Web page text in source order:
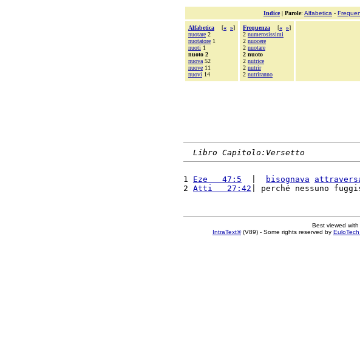
Indice| Parole: Alfabetica -
Alfabetica [« »]
nuotare 2
nuotatore 1
nuoti 1
nuoto 2
nuova 52
nuove 11
nuovi 14
Frequenza [« »]
2 numerosissimi
2 nuocere
2 nuotare
2 nuoto
2 nutrice
2 nutrir
2 nutriranno
Libro Capitolo:Versetto
1 Eze   47:5 bisognava
2 Atti   27:42 | perché nessuno
Best viewed
IntraText®(V89) - Some rights reserved by EuloTech